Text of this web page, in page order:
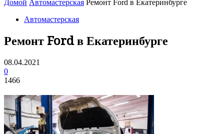
Домой Автомастерская Ремонт Ford в Екатеринбурге
Автомастерская
Ремонт Ford в Екатеринбурге
08.04.2021
0
1466